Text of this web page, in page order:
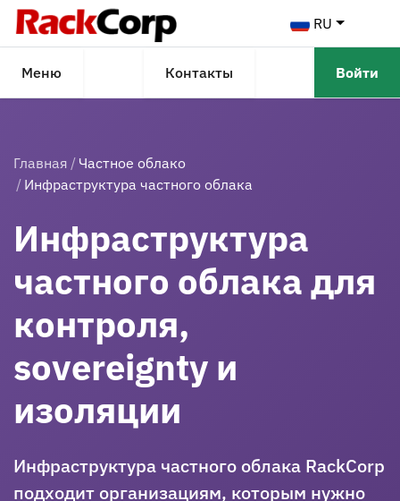
RU
Меню Контакты Войти
Главная
Частное облако
Инфраструктура частного облака
Инфраструктура
частного облака для
контроля,
sovereignty и
изоляции
Инфраструктура частного облака RackCorp
подходит организациям, которым нужно